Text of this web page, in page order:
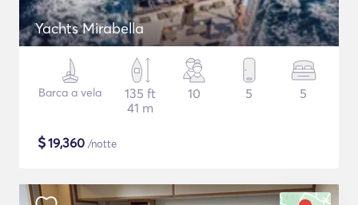
Yachts Mirabella
Barca a vela
135 ft
41 m
10 5 5
$19,360 /notte